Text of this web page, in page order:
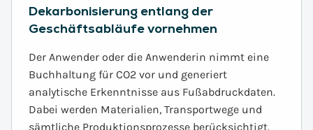
Dekarbonisierung entlang der
Geschäftsabläufe vornehmen
Der Anwender oder die Anwenderin nimmt eine
Buchhaltung für CO2 vor und generiert
analytische Erkenntnisse aus Fußabdruckdaten.
Dabei werden Materialien, Transportwege und
sämtliche Produktionsprozesse berücksichtigt.